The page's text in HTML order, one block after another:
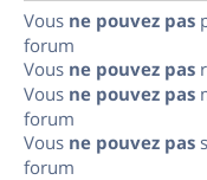
Vous ne pouvez pas
forum
Vous ne pouvez pas
Vous ne pouvez pas
forum
Vous ne pouvez pas
forum